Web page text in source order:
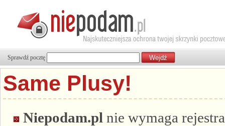
Sprawdź pocztę
Same Plusy!
Niepodam.pl nie wymaga